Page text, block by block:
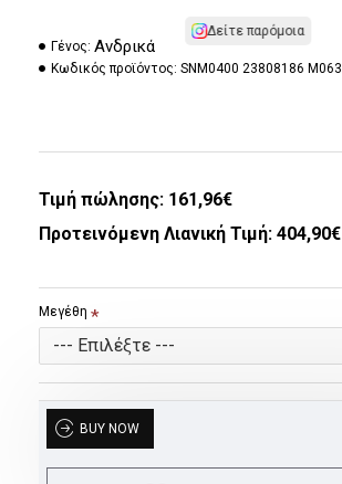
Δείτε παρόμοια
Γένος: Ανδρικά
Κωδικός προϊόντος: SNM0400 23808186 M063
Τιμή πώλησης: 161,96€
Προτεινόμενη Λιανική Τιμή: 404,90€
Μεγέθη
BUY NOW